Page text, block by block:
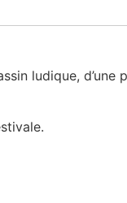
ludique, d’une